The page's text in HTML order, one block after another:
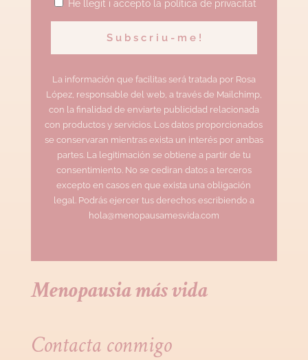
He llegit i accepto la política de privacitat
La información que facilitas será tratada por Rosa
López, responsable del web, a través de Mailchimp,
con la finalidad de enviarte publicidad relacionada
con productos y servicios. Los datos proporcionados
se conservaran mientras exista un interés por ambas
partes. La legitimación se obtiene a partir de tu
consentimiento. No se cediran datos a terceros
excepto en casos en que exista una obligación
legal. Podrás ejercer tus derechos escribiendo a
hola@menopausamesvida.com
Menopausia más vida
Contacta conmigo